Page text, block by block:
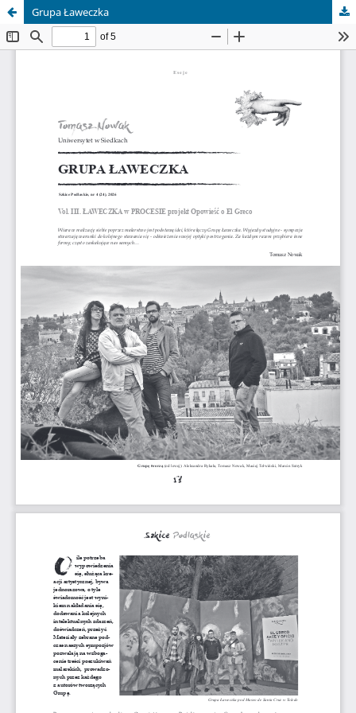
Grupa Ławeczka